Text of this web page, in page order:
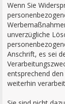
Wenn Sie
unverzügliche
Anschrift, es sei
entsprechend
weiterhin